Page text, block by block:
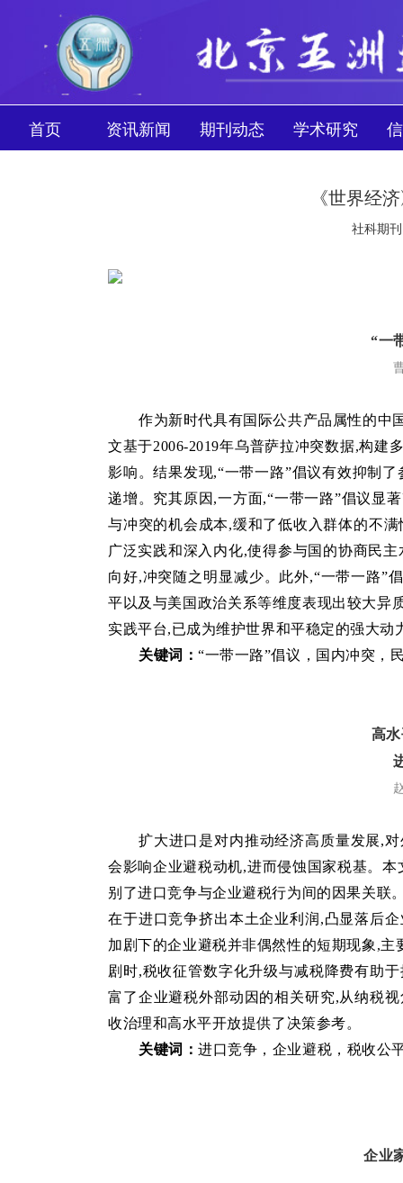
首页 资讯新闻 期刊动态 学术研究
《世界经
社科期
“一
作为新时代具有国际公共产品属性的中
文基于2006-2019年乌普萨拉冲突数据,构建
影响。结果发现,“一带一路”倡议有效抑制
递增。究其原因,一方面,“一带一路”倡议显
与冲突的机会成本,缓和了低收入群体的不
广泛实践和深入内化,使得参与国的协商民
向好,冲突随之明显减少。此外,“一带一路”
平以及与美国政治关系等维度表现出较大异
实践平台,已成为维护世界和平稳定的强大动
关键词：“一带一路”倡议，国内冲突 ，
高
扩大进口是对内推动经济高质量发展,
会影响企业避税动机,进而侵蚀国家税基。
别了进口竞争与企业避税行为间的因果关联
在于进口竞争挤出本土企业利润,凸显落后
加剧下的企业避税并非偶然性的短期现象,
剧时,税收征管数字化升级与减税降费有助
富了企业避税外部动因的相关研究,从纳税
收治理和高水平开放提供了决策参考。
关键词：进口竞争 ， 企业避税 ， 税收公
企业